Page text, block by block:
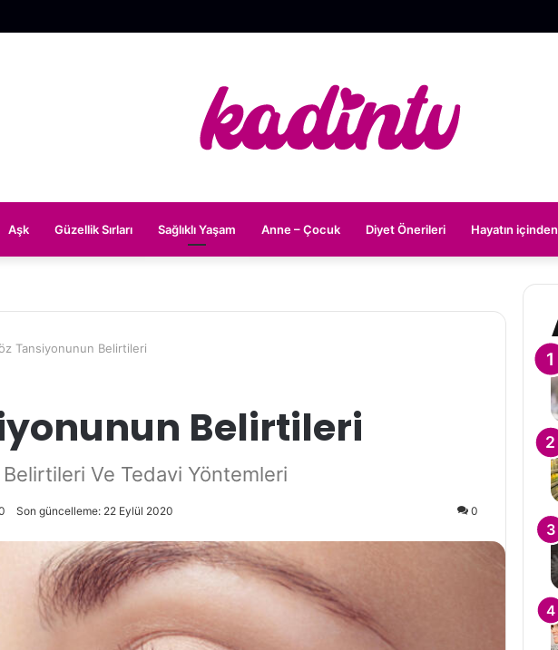
Aşk Güzellik Sırları Sağlıklı Yaşam Anne – Çocuk Diyet Önerileri Hayatın içinden
Tansiyonunun Belirtileri
Belirtileri
Ve Tedavi Yöntemleri
Son güncelleme: 22 Eylül 2020 0